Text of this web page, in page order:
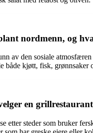
nordmenn, og
av den sosiale
både kjøtt, fisk, grønnsaker
en
etter steder som bruker